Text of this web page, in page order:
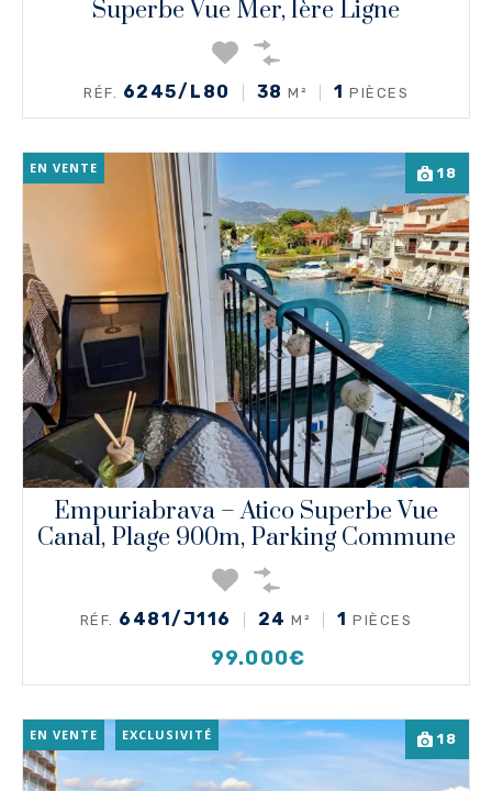
Superbe Vue Mer, 1ère Ligne
RÉF. 6245/L80 38 M² 1 PIÈCES
18
EN VENTE
Empuriabrava – Atico Superbe Vue
Canal, Plage 900m, Parking Commune
RÉF. 6481/J116 24 M² 1 PIÈCES
99.000€
18
EN VENTE EXCLUSIVITÉ